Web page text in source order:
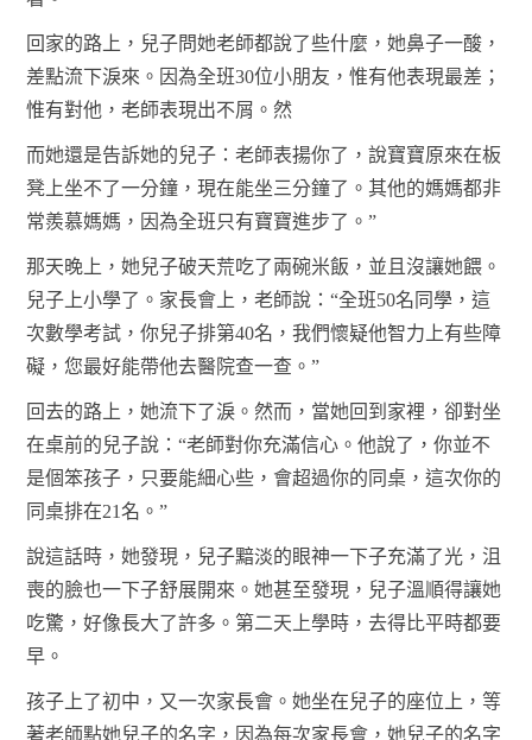
回家的路上，兒子問她老師都說了些什麼，她鼻子一酸，
差點流下淚來。因為全班30位小朋友，惟有他表現最差；
惟有對他，老師表現出不屑。然
而她還是告訴她的兒子：老師表揚你了，說寶寶原來在板
凳上坐不了一分鐘，現在能坐三分鐘了。其他的媽媽都非
常羨慕媽媽，因為全班只有寶寶進步了。”
那天晚上，她兒子破天荒吃了兩碗米飯，並且沒讓她餵。
兒子上小學了。家長會上，老師說：“全班50名同學，這
次數學考試，你兒子排第40名，我們懷疑他智力上有些障
礙，您最好能帶他去醫院查一查。”
回去的路上，她流下了淚。然而，當她回到家裡，卻對坐
在桌前的兒子說：“老師對你充滿信心。他說了，你並不
是個笨孩子，只要能細心些，會超過你的同桌，這次你的
同桌排在21名。”
說這話時，她發現，兒子黯淡的眼神一下子充滿了光，沮
喪的臉也一下子舒展開來。她甚至發現，兒子溫順得讓她
吃驚，好像長大了許多。第二天上學時，去得比平時都要
早。
孩子上了初中，又一次家長會。她坐在兒子的座位上，等
著老師點她兒子的名字，因為每次家長會，她兒子的名字